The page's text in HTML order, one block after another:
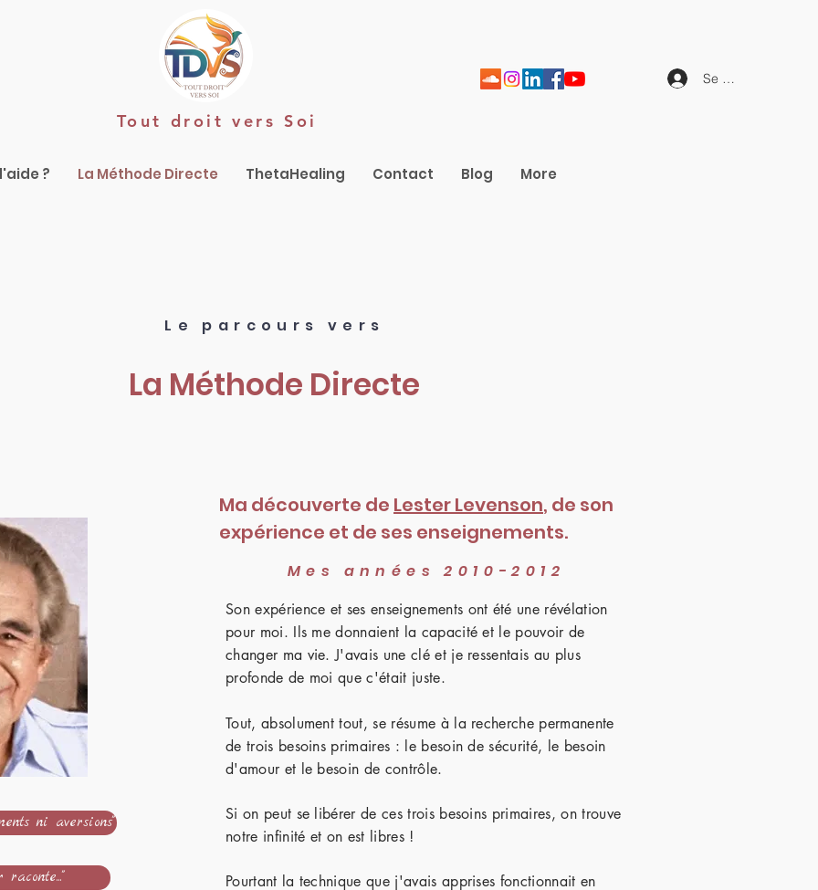
Tout droit vers Soi
Se connecter
? La Méthode Directe ThetaHealing Contact Blog More
Le parcours vers
La Méthode Directe
ni aversions"
Ma découverte de Lester Levenson, de son
expérience et de ses enseignements.
Mes années 2010-2012
Son expérience et ses enseignements ont été une révélation
pour moi. Ils me donnaient la capacité et le pouvoir de
changer ma vie. J'avais une clé et je ressentais au plus
profonde de moi que c'était juste.
Tout, absolument tout, se résume à la recherche permanente
de trois besoins primaires : le besoin de sécurité, le besoin
d'amour et le besoin de contrôle.
Si on peut se libérer de ces trois besoins primaires, on trouve
notre infinité et on est libres !
Pourtant la technique que j'avais apprises fonctionnait en